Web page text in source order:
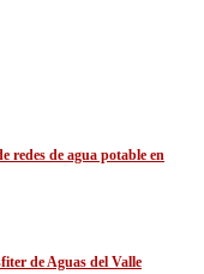
redes de agua potable en
de Aguas del Valle